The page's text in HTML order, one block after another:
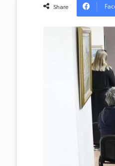
Share